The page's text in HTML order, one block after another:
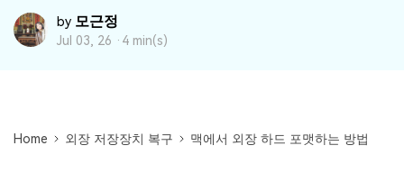
뉴스룸
Recoverit - Mac 버전
복구 Tips
손상된 파일 복구
by 모근정
Jul 03, 26 · 4 min(s)
Home 외장 저장장치 복구 맥에서 외장 하드 포맷하는 방법